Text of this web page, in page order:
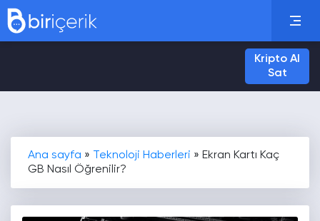
Kripto Al
Sat
Ana sayfa » Teknoloji Haberleri » Ekran Kartı Kaç
GB Nasıl Öğrenilir?